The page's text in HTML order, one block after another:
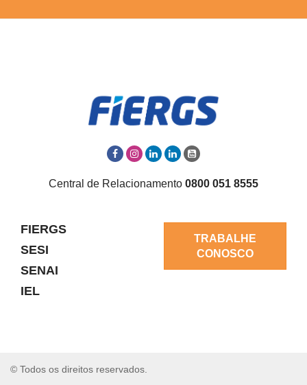
Central de Relacionamento 0800 051 8555
FIERGS
SESI
SENAI
IEL
TRABALHE
CONOSCO
© Todos os direitos reservados.